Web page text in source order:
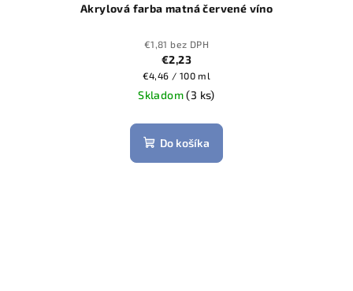
Akrylová farba matná červené víno
€1,81 bez DPH
€2,23
Jednotková
cena:
€4,46 / 100 ml
Skladom(3 ks)
Do košíka